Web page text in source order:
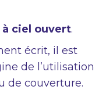
ciel ouvert.
écrit, il est
de l’utilisation
de couverture.